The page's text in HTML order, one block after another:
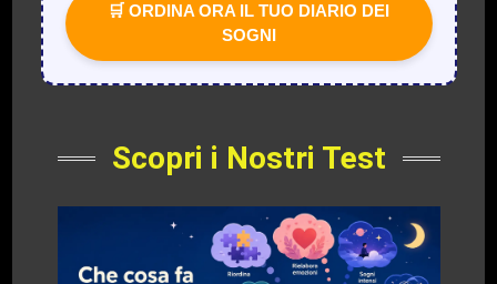
🛒 ORDINA ORA IL TUO DIARIO DEI
SOGNI
Scopri i Nostri Test